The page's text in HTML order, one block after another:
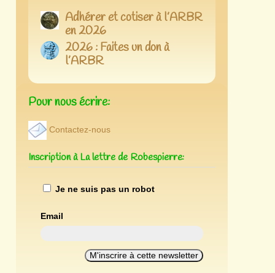
Adhérer et cotiser à l’ARBR
en 2026
2026 : Faites un don à
l’ARBR
Pour nous écrire:
Contactez-nous
Inscription à La lettre de Robespierre:
Je ne suis pas un robot
Email